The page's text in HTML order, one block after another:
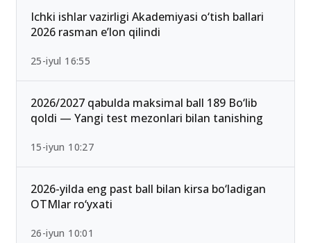
Ichki ishlar vazirligi Akademiyasi o‘tish ballari
2026 rasman e’lon qilindi
25-iyul 16:55
2026/2027 qabulda maksimal ball 189 Bo‘lib
qoldi — Yangi test mezonlari bilan tanishing
15-iyun 10:27
2026-yilda eng past ball bilan kirsa bo‘ladigan
OTMlar ro‘yxati
26-iyun 10:01